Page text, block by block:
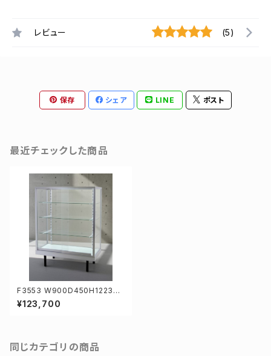
レビュー (5)
保存 シェア LINE ポスト
最近チェックした商品
F3553 W900D450H1223m
m業務用ガラスケース ショーケ
ース
¥123,700
同じカテゴリの商品